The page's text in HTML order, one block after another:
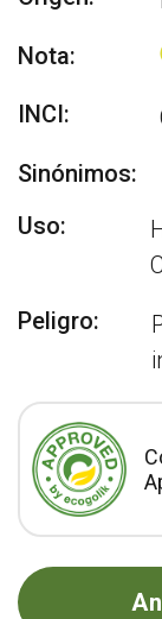
Nota:
INCI:
Sinónimos:
Uso:
Peligro: